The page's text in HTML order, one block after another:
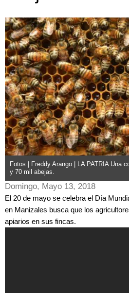
Fotos | Freddy Arango | LA PATRIA Una
y 70 mil abejas.
Domingo, Mayo 13, 2018
El 20 de mayo se celebra el Día
en Manizales busca que los
apiarios en sus fincas.